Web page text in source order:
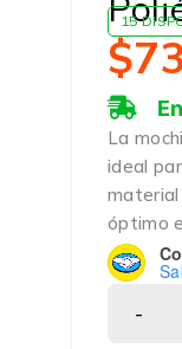
15
$
La
ideal
material
óptimo